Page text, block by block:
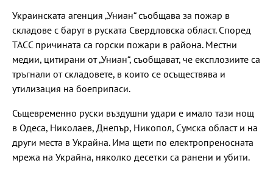
Украинската агенция „Униан“ съобщава за пожар в
складове с барут в руската Свердловска област. Според
ТАСС причината са горски пожари в района. Местни
медии, цитирани от „Униан“, съобщават, че експлозиите са
тръгнали от складовете, в които се осъществява и
утилизация на боеприпаси.
Същевременно руски въздушни удари е имало тази нощ
в Одеса, Николаев, Днепър, Никопол, Сумска област и на
други места в Украйна. Има щети по електропреносната
мрежа на Украйна, няколко десетки са ранени и убити.